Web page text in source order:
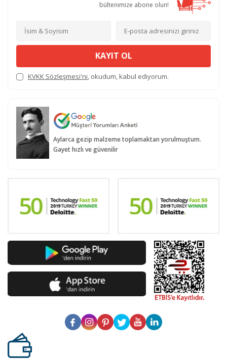
bültenimize abone olun!
KAYIT OL
KVKK Sözleşmesi'ni , okudum, kabul ediyorum.
Aylarca gezip malzeme toplamaktan yorulmuştum.
Gayet hızlı ve güvenilir